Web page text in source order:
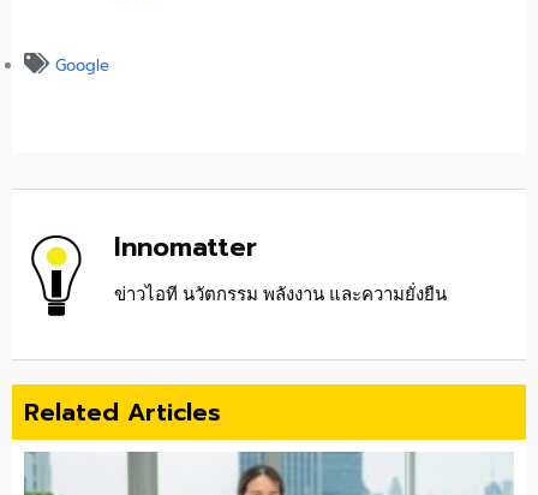
Google
Innomatter
ข่าวไอที นวัตกรรม พลังงาน และความยั่งยืน
Related Articles